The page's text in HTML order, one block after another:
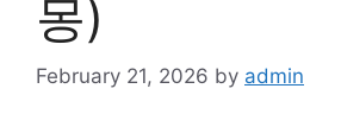
몽)
February 21, 2026 by admin